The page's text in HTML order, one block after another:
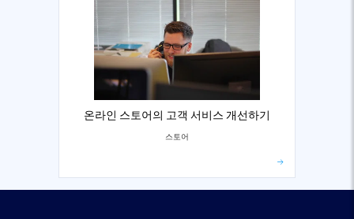
온라인 스토어의 고객 서비스 개선하기
스토어